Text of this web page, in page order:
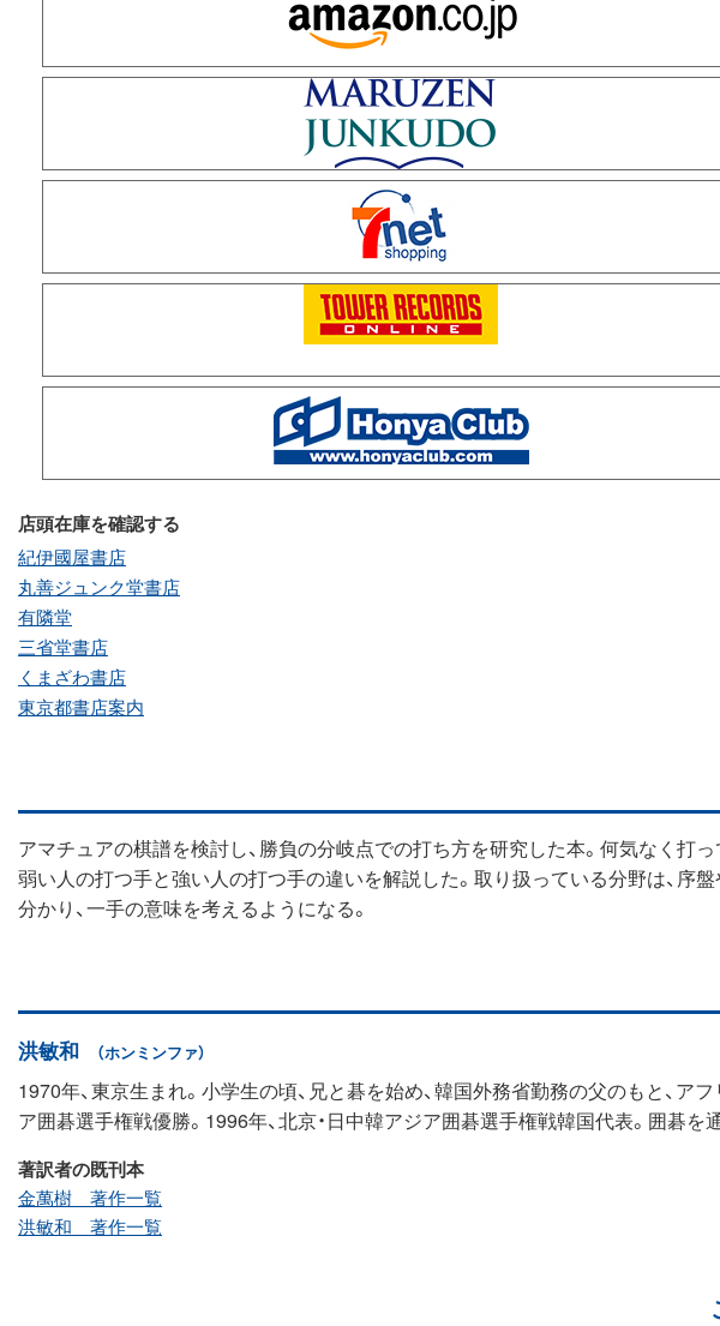
店頭在庫を確認する
紀伊國屋書店
丸善ジュンク堂書店
有隣堂
三省堂書店
くまざわ書店
東京都書店案内
アマチュアの棋譜を検討し、勝負の分岐点での打ち方を研究した本。何気なく打
弱い人の打つ手と強い人の打つ手の違いを解説した。取り扱っている分野は、序
分かり、一手の意味を考えるようになる。
洪敏和 （ホンミンファ）
1970年、東京生まれ。小学生の頃、兄と碁を始め、韓国外務省勤務の父のもと、ア
ア囲碁選手権戦優勝。1996年、北京・日中韓アジア囲碁選手権戦韓国代表。囲碁
著訳者の既刊本
金萬樹 著作一覧
洪敏和 著作一覧